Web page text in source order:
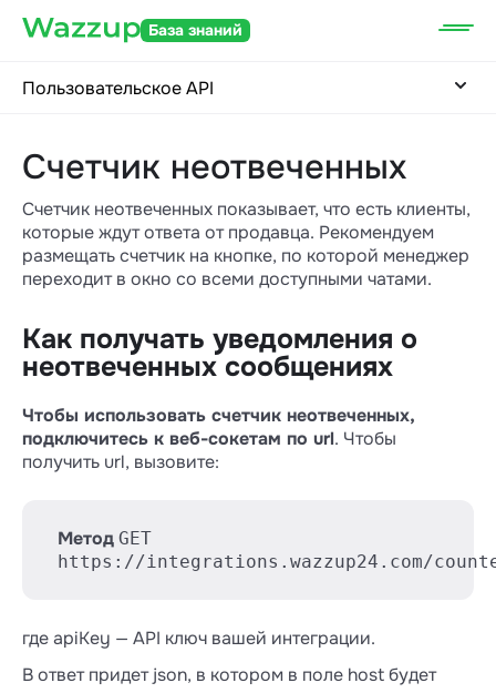
База знаний
Пользовательское API
Счетчик неотвеченных
Счетчик неотвеченных показывает, что есть клиенты,
которые ждут ответа от продавца. Рекомендуем
размещать счетчик на кнопке, по которой менеджер
переходит в окно со всеми доступными чатами.
Как получать уведомления о
неотвеченных сообщениях
Чтобы использовать счетчик неотвеченных,
подключитесь к веб-сокетам по url. Чтобы
получить url, вызовите:
Метод GET
https://integrations.wazzup24.com/
где apiKey — API ключ вашей интеграции.
В ответ придет json, в котором в поле host будет